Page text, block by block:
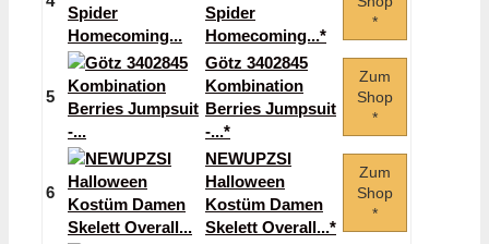
Spider
Homecoming...*
*
5
Götz 3402845
Kombination
Berries Jumpsuit
-...*
Zum
Shop
*
6
NEWUPZSI
Halloween
Kostüm Damen
Skelett Overall...*
Zum
Shop
*